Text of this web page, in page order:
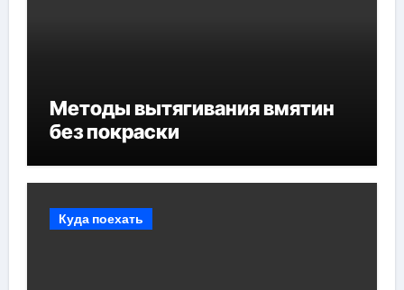
Методы вытягивания вмятин
без покраски
Куда поехать